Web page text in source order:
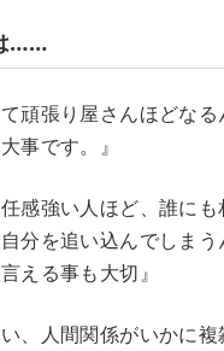
……
頑張り屋さんほどなる
事です。』
任感強い人ほど、誰に
分を追い込んでしまう
える事も大切』
い、人間関係がいかに